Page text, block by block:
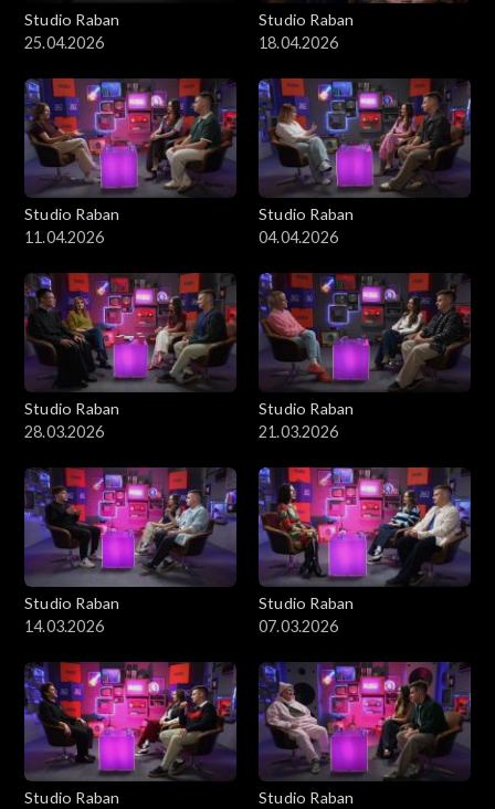
Studio Raban
25.04.2026
Studio Raban
18.04.2026
Studio Raban
11.04.2026
Studio Raban
04.04.2026
Studio Raban
28.03.2026
Studio Raban
21.03.2026
Studio Raban
14.03.2026
Studio Raban
07.03.2026
Studio Raban
Studio Raban